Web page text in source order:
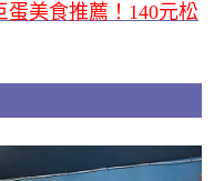
美食推薦！140元松